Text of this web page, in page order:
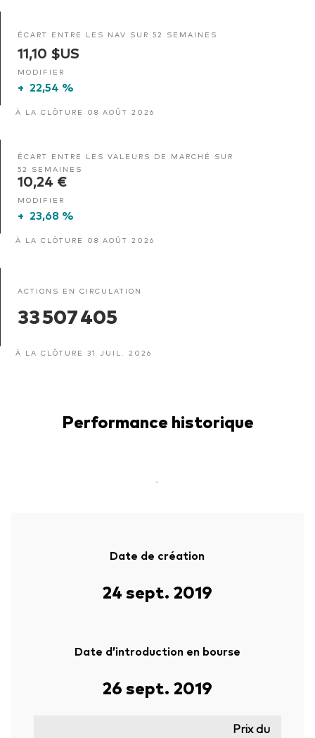
ÉCART ENTRE LES NAV SUR 52 SEMAINES
11,10 $US
MODIFIER
+ 22,54 %
À LA CLÔTURE 08 AOÛT 2026
ÉCART ENTRE LES VALEURS DE MARCHÉ SUR
52 SEMAINES
10,24 €
MODIFIER
+ 23,68 %
À LA CLÔTURE 08 AOÛT 2026
ACTIONS EN CIRCULATION
33 507 405
À LA CLÔTURE 31 JUIL. 2026
Performance historique
-
Date de création
24 sept. 2019
Date d’introduction en bourse
26 sept. 2019
Prix du